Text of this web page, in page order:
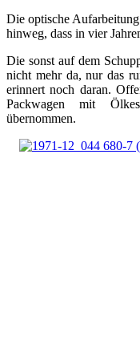
Die optische
hinweg, dass in vier
Die sonst auf dem
nicht mehr da, nur das
erinnert noch daran.
Packwagen mit
übernommen.